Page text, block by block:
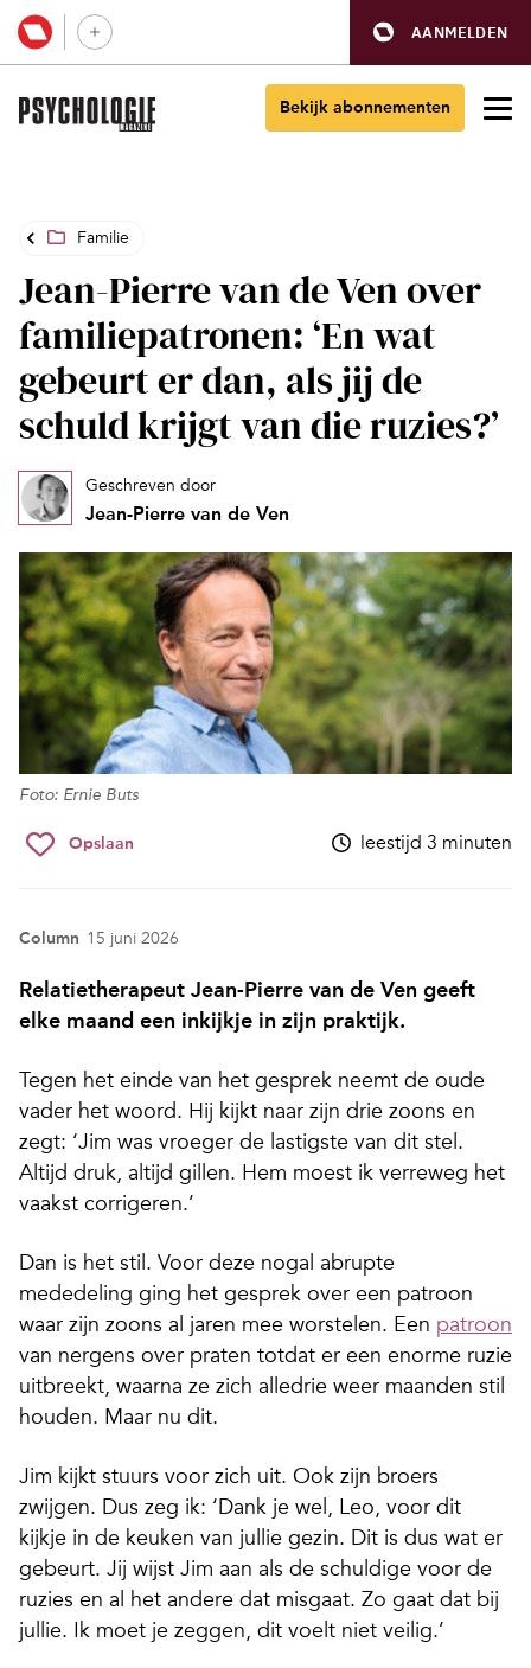
AANMELDEN
Bekijk abonnementen
Familie
Jean-Pierre van de Ven over
familiepatronen: ‘En wat
gebeurt er dan, als jij de
schuld krijgt van die ruzies?’
Geschreven door
Jean-Pierre van de Ven
Foto: Ernie Buts
Opslaan leestijd 3 minuten
Column 15 juni 2026
Relatietherapeut Jean-Pierre van de Ven geeft
elke maand een inkijkje in zijn praktijk.
Tegen het einde van het gesprek neemt de oude
vader het woord. Hij kijkt naar zijn drie zoons en
zegt: ‘Jim was vroeger de lastigste van dit stel.
Altijd druk, altijd gillen. Hem moest ik verreweg het
vaakst corrigeren.’
Dan is het stil. Voor deze nogal abrupte
mededeling ging het gesprek over een patroon
waar zijn zoons al jaren mee worstelen. Een patroon
van nergens over praten totdat er een enorme ruzie
uitbreekt, waarna ze zich alledrie weer maanden stil
houden. Maar nu dit.
Jim kijkt stuurs voor zich uit. Ook zijn broers
zwijgen. Dus zeg ik: ‘Dank je wel, Leo, voor dit
kijkje in de keuken van jullie gezin. Dit is dus wat er
gebeurt. Jij wijst Jim aan als de schuldige voor de
ruzies en al het andere dat misgaat. Zo gaat dat bij
jullie. Ik moet je zeggen, dit voelt niet veilig.’